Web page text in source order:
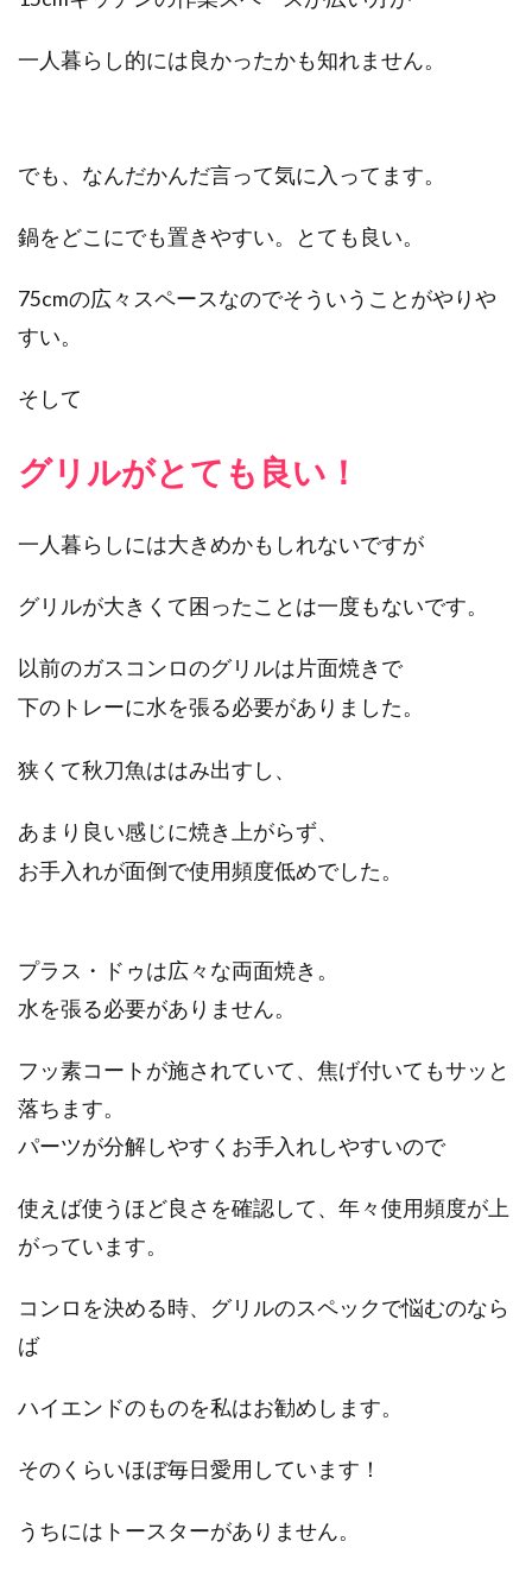
一人暮らし的には良かったかも知れません。
でも、なんだかんだ言って気に入ってます。
鍋をどこにでも置きやすい。とても良い。
75cmの広々スペースなのでそういうことがやりや
すい。
そして
グリルがとても良い！
一人暮らしには大きめかもしれないですが
グリルが大きくて困ったことは一度もないです。
以前のガスコンロのグリルは片面焼きで
下のトレーに水を張る必要がありました。
狭くて秋刀魚ははみ出すし、
あまり良い感じに焼き上がらず、
お手入れが面倒で使用頻度低めでした。
プラス・ドゥは広々な両面焼き。
水を張る必要がありません。
フッ素コートが施されていて、焦げ付いてもサッと
落ちます。
パーツが分解しやすくお手入れしやすいので
使えば使うほど良さを確認して、年々使用頻度が上
がっています。
コンロを決める時、グリルのスペックで悩むのなら
ば
ハイエンドのものを私はお勧めします。
そのくらいほぼ毎日愛用しています！
うちにはトースターがありません。